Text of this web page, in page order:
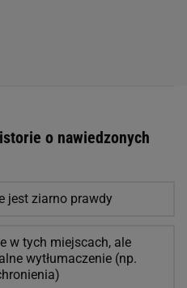
o nawiedzonych
jest ziarno prawdy
w tych miejscach, ale
wytłumaczenie (np.